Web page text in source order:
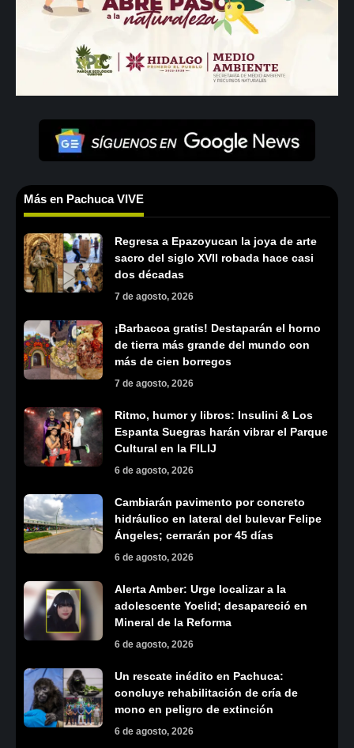
Más en Pachuca VIVE
Regresa a Epazoyucan la joya de arte
sacro del siglo XVII robada hace casi
dos décadas
7 de agosto, 2026
¡Barbacoa gratis! Destaparán el horno
de tierra más grande del mundo con
más de cien borregos
7 de agosto, 2026
Ritmo, humor y libros: Insulini & Los
Espanta Suegras harán vibrar el Parque
Cultural en la FILIJ
6 de agosto, 2026
Cambiarán pavimento por concreto
hidráulico en lateral del bulevar Felipe
Ángeles; cerrarán por 45 días
6 de agosto, 2026
Alerta Amber: Urge localizar a la
adolescente Yoelid; desapareció en
Mineral de la Reforma
6 de agosto, 2026
Un rescate inédito en Pachuca:
concluye rehabilitación de cría de
mono en peligro de extinción
6 de agosto, 2026